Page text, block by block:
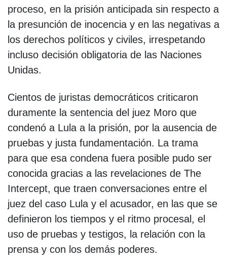
proceso, en la prisión anticipada sin respecto a
la presunción de inocencia y en las negativas a
los derechos políticos y civiles, irrespetando
incluso decisión obligatoria de las Naciones
Unidas.
Cientos de juristas democráticos criticaron
duramente la sentencia del juez Moro que
condenó a Lula a la prisión, por la ausencia de
pruebas y justa fundamentación. La trama
para que esa condena fuera posible pudo ser
conocida gracias a las revelaciones de The
Intercept, que traen conversaciones entre el
juez del caso Lula y el acusador, en las que se
definieron los tiempos y el ritmo procesal, el
uso de pruebas y testigos, la relación con la
prensa y con los demás poderes.